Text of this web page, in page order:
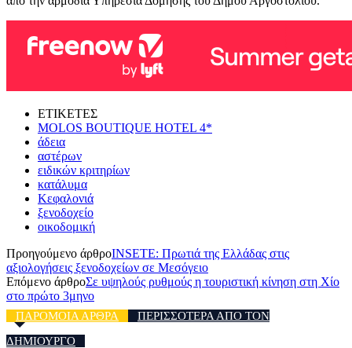
ΕΤΙΚΕΤΕΣ
MOLOS BOUTIQUE HOTEL 4*
άδεια
αστέρων
ειδικών κριτηρίων
κατάλυμα
Κεφαλονιά
ξενοδοχείο
οικοδομική
Προηγούμενο άρθροINSETE: Πρωτιά της Ελλάδας στις
αξιολογήσεις ξενοδοχείων σε Μεσόγειο
Επόμενο άρθροΣε υψηλούς ρυθμούς η τουριστική κίνηση στη Χίο
στο πρώτο 3μηνο
ΠΑΡΟΜΟΙΑ ΑΡΘΡΑ
ΠΕΡΙΣΣΟΤΕΡΑ ΑΠΟ ΤΟΝ
ΔΗΜΙΟΥΡΓΟ